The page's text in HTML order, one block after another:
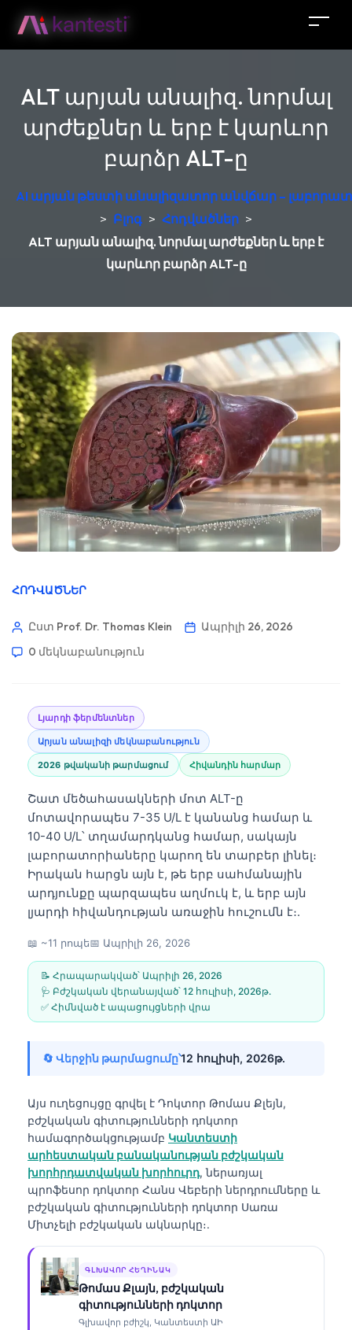
ALT արյան անալիզ. նորմալ
արժեքներ և երբ է կարևոր
բարձր ALT-ը
AI արյան թեստի անալիզատոր անվճար –
> Բլոգ > Հոդվածներ >
ALT արյան անալիզ. նորմալ արժեքներ և երբ է
կարևոր բարձր ALT-ը
ՀՈԴՎԱԾՆԵՐ
Ըստ Prof. Dr. Thomas Klein
Ապրիլի 26, 2026
0 մեկնաբանություն
Լյարդի ֆերմենտներ
Արյան անալիզի մեկնաբանություն
2026 թվականի թարմացում Հիվանդին հարմար
Շատ մեծահասակների մոտ ALT-ը
մոտավորապես 7-35 U/L է կանանց համար և
10-40 U/L՝ տղամարդկանց համար, սակայն
լաբորատորիաները կարող են տարբեր լինել։
Իրական հարցն այն է, թե երբ սահմանային
արդյունքը պարզապես աղմուկ է, և երբ այն
լյարդի հիվանդության առաջին հուշումն է։.
📖 ~11 րոպե📅 Ապրիլի 26, 2026
📝 Հրապարակված՝ Ապրիլի 26, 2026
🩺 Բժշկական վերանայված՝ 12 հուլիսի, 2026թ․
✅ Հիմնված է ապացույցների վրա
🔄 Վերջին թարմացումը՝12 հուլիսի, 2026թ․
Այս ուղեցույցը գրվել է Դոկտոր Թոմաս Քլեյն,
բժշկական գիտությունների դոկտոր
համագործակցությամբ Կանտեստի
արհեստական բանականության բժշկական
խորհրդատվական խորհուրդ, ներառյալ
պրոֆեսոր դոկտոր Հանս Վեբերի ներդրումները և
բժշկական գիտությունների դոկտոր Սառա
Միտչելի բժշկական ակնարկը։.
ԳԼԽԱՎՈՐ ՀԵՂԻՆԱԿ
Թոմաս Քլայն, բժշկական
գիտությունների դոկտոր
Գլխավոր բժիշկ, Կանտեստի ԱԻ